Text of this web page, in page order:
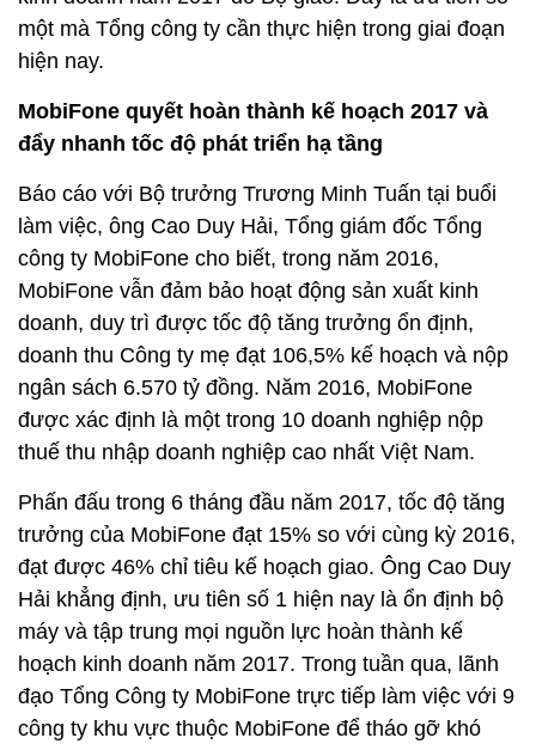
một mà Tổng công ty cần thực hiện trong giai đoạn
hiện nay.
MobiFone quyết hoàn thành kế hoạch 2017 và
đẩy nhanh tốc độ phát triển hạ tầng
Báo cáo với Bộ trưởng Trương Minh Tuấn tại buổi
làm việc, ông Cao Duy Hải, Tổng giám đốc Tổng
công ty MobiFone cho biết, trong năm 2016,
MobiFone vẫn đảm bảo hoạt động sản xuất kinh
doanh, duy trì được tốc độ tăng trưởng ổn định,
doanh thu Công ty mẹ đạt 106,5% kế hoạch và nộp
ngân sách 6.570 tỷ đồng. Năm 2016, MobiFone
được xác định là một trong 10 doanh nghiệp nộp
thuế thu nhập doanh nghiệp cao nhất Việt Nam.
Phấn đấu trong 6 tháng đầu năm 2017, tốc độ tăng
trưởng của MobiFone đạt 15% so với cùng kỳ 2016,
đạt được 46% chỉ tiêu kế hoạch giao. Ông Cao Duy
Hải khẳng định, ưu tiên số 1 hiện nay là ổn định bộ
máy và tập trung mọi nguồn lực hoàn thành kế
hoạch kinh doanh năm 2017. Trong tuần qua, lãnh
đạo Tổng Công ty MobiFone trực tiếp làm việc với 9
công ty khu vực thuộc MobiFone để tháo gỡ khó